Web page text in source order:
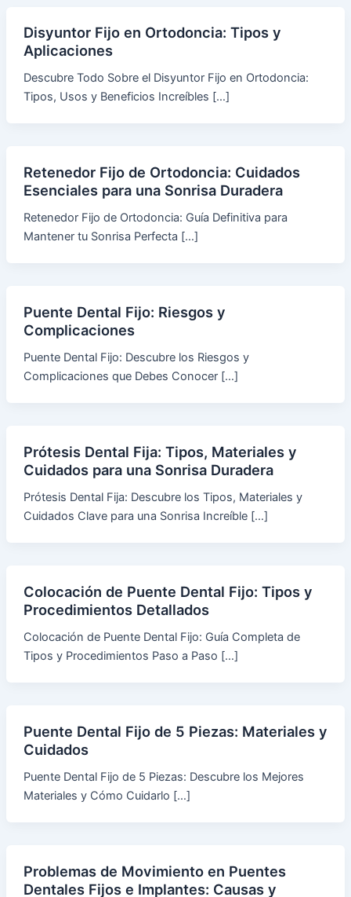
Disyuntor Fijo en Ortodoncia: Tipos y
Aplicaciones
Descubre Todo Sobre el Disyuntor Fijo en Ortodoncia:
Tipos, Usos y Beneficios Increíbles […]
Retenedor Fijo de Ortodoncia: Cuidados
Esenciales para una Sonrisa Duradera
Retenedor Fijo de Ortodoncia: Guía Definitiva para
Mantener tu Sonrisa Perfecta […]
Puente Dental Fijo: Riesgos y
Complicaciones
Puente Dental Fijo: Descubre los Riesgos y
Complicaciones que Debes Conocer […]
Prótesis Dental Fija: Tipos, Materiales y
Cuidados para una Sonrisa Duradera
Prótesis Dental Fija: Descubre los Tipos, Materiales y
Cuidados Clave para una Sonrisa Increíble […]
Colocación de Puente Dental Fijo: Tipos y
Procedimientos Detallados
Colocación de Puente Dental Fijo: Guía Completa de
Tipos y Procedimientos Paso a Paso […]
Puente Dental Fijo de 5 Piezas: Materiales y
Cuidados
Puente Dental Fijo de 5 Piezas: Descubre los Mejores
Materiales y Cómo Cuidarlo […]
Problemas de Movimiento en Puentes
Dentales Fijos e Implantes: Causas y